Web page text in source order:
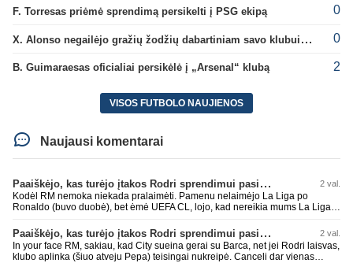
F. Torresas priėmė sprendimą persikelti į PSG ekipą 0
X. Alonso negailėjo gražių žodžių dabartiniam savo klubui „Chelsea“ 0
B. Guimaraesas oficialiai persikėlė į „Arsenal“ klubą 2
VISOS FUTBOLO NAUJIENOS
Naujausi komentarai
Paaiškėjo, kas turėjo įtakos Rodri sprendimui pasirinkti Barselonos pusę 2 val.
Kodėl RM nemoka niekada pralaimėti. Pamenu nelaimėjo La Liga po
Ronaldo (buvo duobė), bet ėmė UEFA CL, lojo, kad nereikia mums La Liga,
laimėti La Liga. Dabar vėl gavo nuo Barcos ir Rodri ateina ne pas juos, vėl
nereikia mums jo, senas ir t.t. Gal davai vyriškai priimkit tuos pralaimėjimus
be kvailų nereikia, nenorim ir t.t.
Paaiškėjo, kas turėjo įtakos Rodri sprendimui pasirinkti Barselonos pusę 2 val.
In your face RM, sakiau, kad City sueina gerai su Barca, net jei Rodri laisvas,
klubo aplinka (šiuo atveju Pepa) teisingai nukreipė. Canceli dar vienas